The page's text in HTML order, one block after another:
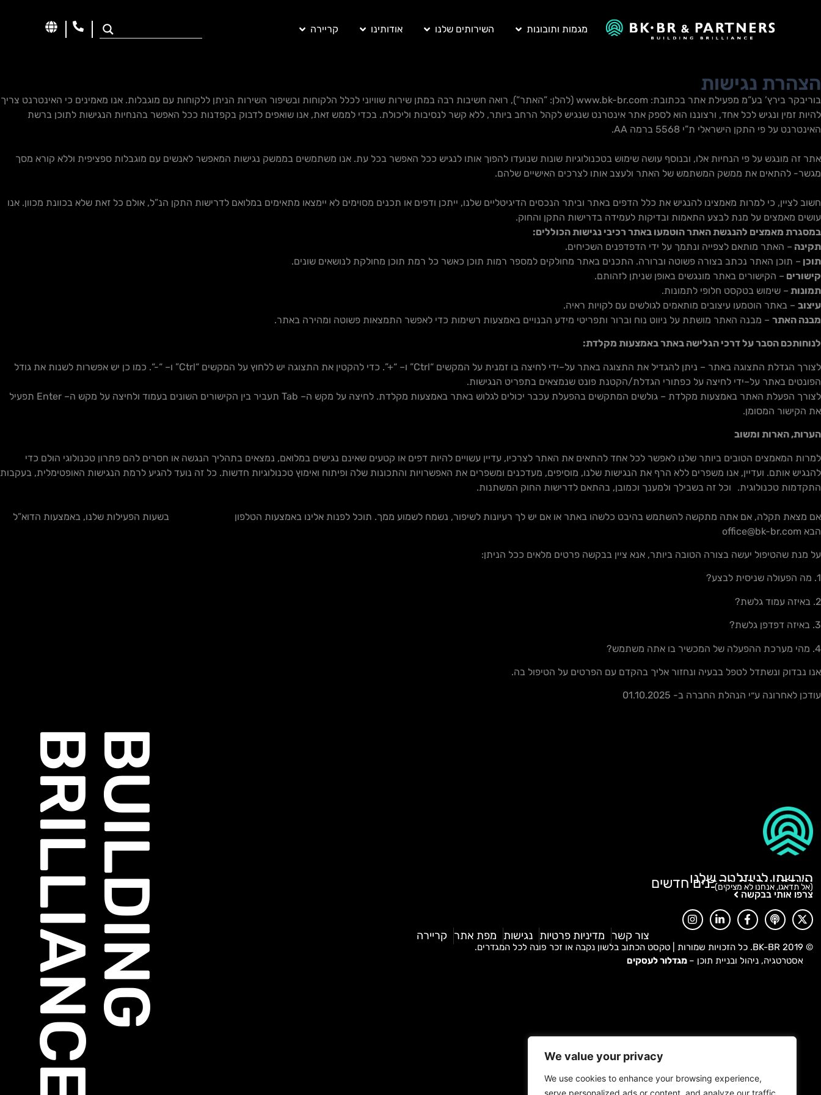
We value your privacy
We use cookies to enhance your browsing experience,
serve personalized ads or content, and analyze our traffic.
מגמות ותובונות השירותים שלנו אודותינו קריירה
הצהרת נגישות
בוריבקר בירץ’ בע”מ מפעילת אתר בכתובת: www.bk-br.com (להלן: ”האתר”), רואה חשיבות רבה במתן שירות שוויוני לכלל הלקוחות ובשיפור השירות הניתן ללקוחות עם מוגבלות. אנו מאמינים כי האינטרנט צריך
להיות זמין ונגיש לכל אחד, ורצוננו הוא לספק אתר אינטרנט שנגיש לקהל הרחב ביותר, ללא קשר לנסיבות וליכולת. בכדי לממש זאת, אנו שואפים לדבוק בקפדנות ככל האפשר בהנחיות הנגישות לתוכן ברשת
האינטרנט על פי התקן הישראלי ת”י 5568 ברמה AA.
אתר זה מונגש על פי הנחיות אלו, ובנוסף עושה שימוש בטכנולוגיות שונות שנועדו להפוך אותו לנגיש ככל האפשר בכל עת. אנו משתמשים בממשק נגישות המאפשר לאנשים עם מוגבלות ספציפית וללא קורא מסך
מגשר- להתאים את ממשק המשתמש של האתר ולעצב אותו לצרכים האישיים שלהם.
חשוב לציין, כי למרות מאמצינו להנגיש את כלל הדפים באתר וביתר הנכסים הדיגיטליים שלנו, ייתכן ודפים או תכנים מסוימים לא יימצאו מתאימים במלואם לדרישות התקן הנ”ל, אולם כל זאת שלא בכוונת מכוון. אנו
עושים מאמצים על מנת לבצע התאמות ובדיקות לעמידה בדרישות התקן והחוק.
במסגרת מאמצים להנגשת האתר הוטמעו באתר רכיבי נגישות הכוללים:
תקינה – האתר מותאם לצפייה ונתמך על ידי הדפדפנים השכיחים.
תוכן – תוכן האתר נכתב בצורה פשוטה וברורה. התכנים באתר מחולקים למספר רמות תוכן כאשר כל רמת תוכן מחולקת לנושאים שונים.
קישורים – הקישורים באתר מונגשים באופן שניתן לזהותם.
תמונות – שימוש בטקסט חלופי לתמונות.
עיצוב – באתר הוטמעו עיצובים מותאמים לגולשים עם לקויות ראיה.
מבנה האתר – מבנה האתר מושתת על ניווט נוח וברור ותפריטי מידע הבנויים באמצעות רשימות כדי לאפשר התמצאות פשוטה ומהירה באתר.
לנוחותכם הסבר על דרכי הגלישה באתר באמצעות מקלדת:
לצורך הגדלת התצוגה באתר – ניתן להגדיל את התצוגה באתר על–ידי לחיצה בו זמנית על המקשים “Ctrl” ו– “+”. כדי להקטין את התצוגה יש ללחוץ על המקשים “Ctrl” ו– “-“. כמו כן יש אפשרות לשנות את גודל
הפונטים באתר על–ידי לחיצה על כפתורי הגדלת/הקטנת פונט שנמצאים בתפריט הנגישות.
לצורך הפעלת האתר באמצעות מקלדת – גולשים המתקשים בהפעלת עכבר יכולים לגלוש באתר באמצעות מקלדת. לחיצה על מקש ה– Tab תעביר בין הקישורים השונים בעמוד ולחיצה על מקש ה– Enter
תפעיל
את הקישור המסומן.
הערות, הארות ומשוב
למרות המאמצים הטובים ביותר שלנו לאפשר לכל אחד להתאים את האתר לצרכיו, עדיין עשויים להיות דפים או קטעים שאינם נגישים במלואם, נמצאים בתהליך הנגשה או חסרים להם פתרון טכנולוגי הולם כדי
להנגיש אותם. ועדיין, אנו משפרים ללא הרף את הנגישות שלנו, מוסיפים, מעדכנים ומשפרים את האפשרויות והתכונות שלה ופיתוח ואימוץ טכנולוגיות חדשות. כל זה נועד להגיע לרמת הנגישות האופטימלית, בעקבות
התקדמות טכנולוגית. וכל זה בשבילך ולמענך וכמובן, בהתאם לדרישות החוק המשתנות.
אם מצאת תקלה, אם אתה מתקשה להשתמש בהיבט כלשהו באתר או אם יש לך רעיונות לשיפור, נשמח לשמוע ממך. תוכל לפנות אלינו באמצעות הטלפון
בשעות הפעילות שלנו, באמצעות הדוא”ל
הבא office@bk-br.com
על מנת שהטיפול יעשה בצורה הטובה ביותר, אנא ציין בבקשה פרטים מלאים ככל הניתן:
1. מה הפעולה שניסית לבצע ?
2. באיזה עמוד גלשת ?
3. באיזה דפדפן גלשת ?
4. מהי מערכת ההפעלה של המכשיר בו אתה משתמש ?
אנו נבדוק ונשתדל לטפל בבעיה ונחזור אליך בהקדם עם הפרטים על הטיפול בה.
עודכן לאחרונה ע״י הנהלת החברה ב- 01.10.2025
BUILDING
BRILLIANCE הירשמו לניוזלטר שלנו
ונעדכן אתכם בתכנים חדשים
(אל תדאגו, אנחנו לא מציקים)
צרפו אותי בבקשה
קריירה מפת אתר נגישות מדיניות פרטיות צור קשר
© 2019 BK-BR. כל הזכויות שמורות | טקסט הכתוב בלשון נקבה או זכר פונה לכל המגדרים.
אסטרטגיה, ניהול ובניית תוכן – מגדלור לעסקים